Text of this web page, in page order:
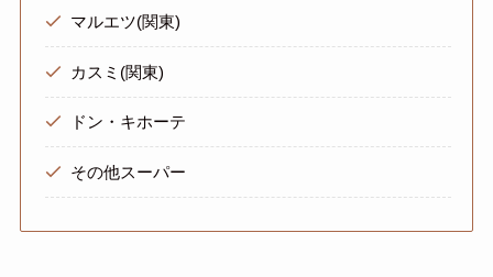
マルエツ(関東)
カスミ(関東)
ドン・キホーテ
その他スーパー